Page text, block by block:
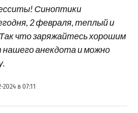
Синоптики
2 февраля, теплый и
что заряжайтесь хорошим
анекдота и можно
2024 в 07:11